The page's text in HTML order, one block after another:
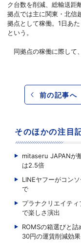
ク台数を削減、総輸送距
拠点では主に関東・北信
拠点として稼働。1日あ
という。
同拠点の稼働に際して
前の記事へ
そのほかの注目
mitaseru JAPANが
は2.5倍
LINEヤフーがコン
で
プラナクリエイティ
で楽しさ演出
ROMSの箱選びと
30円の運賃削減効果